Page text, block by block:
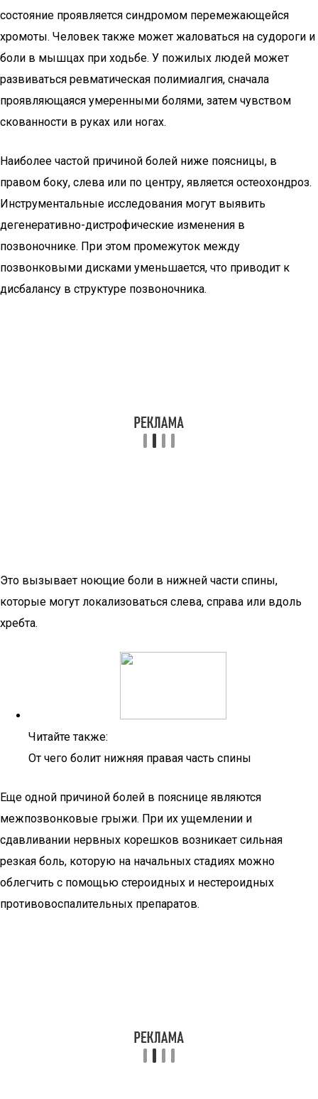
состояние проявляется синдромом перемежающейся
хромоты. Человек также может жаловаться на судороги и
боли в мышцах при ходьбе. У пожилых людей может
развиваться ревматическая полимиалгия, сначала
проявляющаяся умеренными болями, затем чувством
скованности в руках или ногах.
Наиболее частой причиной болей ниже поясницы, в
правом боку, слева или по центру, является остеохондроз.
Инструментальные исследования могут выявить
дегенеративно-дистрофические изменения в
позвоночнике. При этом промежуток между
позвонковыми дисками уменьшается, что приводит к
дисбалансу в структуре позвоночника.
Это вызывает ноющие боли в нижней части спины,
которые могут локализоваться слева, справа или вдоль
хребта.
Читайте также:
От чего болит нижняя правая часть спины
Еще одной причиной болей в пояснице являются
межпозвонковые грыжи. При их ущемлении и
сдавливании нервных корешков возникает сильная
резкая боль, которую на начальных стадиях можно
облегчить с помощью стероидных и нестероидных
противовоспалительных препаратов.